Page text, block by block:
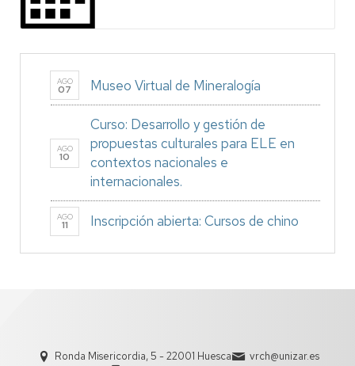
AGO
07 Museo Virtual de Mineralogía
AGO
10
Curso: Desarrollo y gestión de
propuestas culturales para ELE en
contextos nacionales e
internacionales.
AGO
11 Inscripción abierta: Cursos de chino
Ronda Misericordia, 5 - 22001 Huesca
vrch@unizar.es